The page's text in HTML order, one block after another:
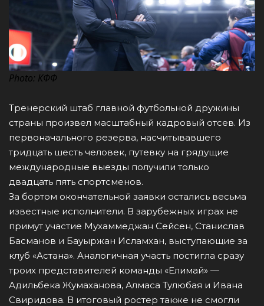
Photo: КФФ
Тренерский штаб главной футбольной дружины
страны произвел масштабный кадровый отсев. Из
первоначального резерва, насчитывавшего
тридцать шесть человек, путевку на грядущие
международные выезды получили только
двадцать пять спортсменов.
За бортом окончательной заявки остались весьма
известные исполнители. В зарубежных играх не
примут участие Мухаммеджан Сейсен, Станислав
Басманов и Бауыржан Исламхан, выступающие за
клуб «Астана». Аналогичная участь постигла сразу
троих представителей команды «Елимай» —
Адильбека Жумаханова, Алмаса Тулюбая и Ивана
Свиридова. В итоговый ростер также не смогли